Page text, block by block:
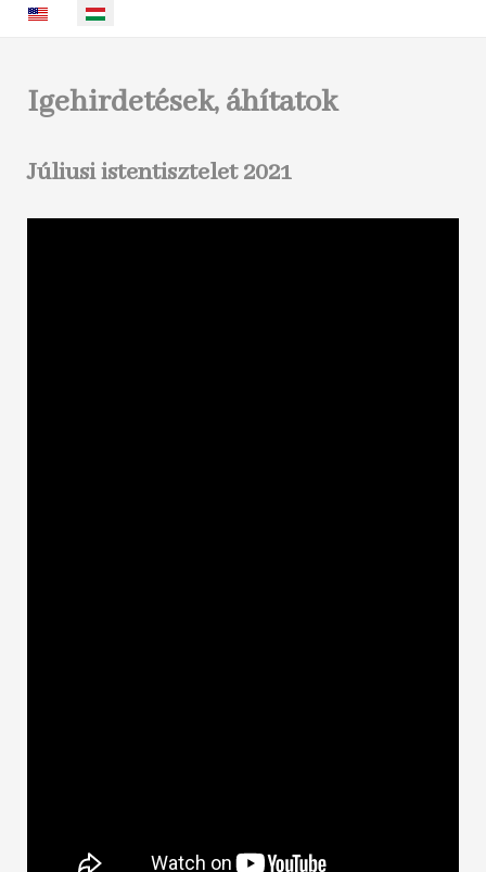
Válasszon nyelvet
Igehirdetések, áhítatok
Júliusi istentisztelet 2021